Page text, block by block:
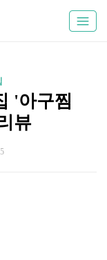
'아구찜
뷰